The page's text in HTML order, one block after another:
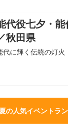
代役七夕・
秋田県
代に輝く伝統の灯火
の人気イベントラ